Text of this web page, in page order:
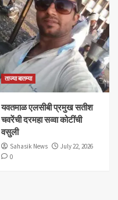
ताज्या बातम्या
यवतमाळ एलसीबी प्रमुख सतीश
चवरेंची दरमहा सव्वा कोटींची
वसुली
Sahasik News
July 22, 2026
0